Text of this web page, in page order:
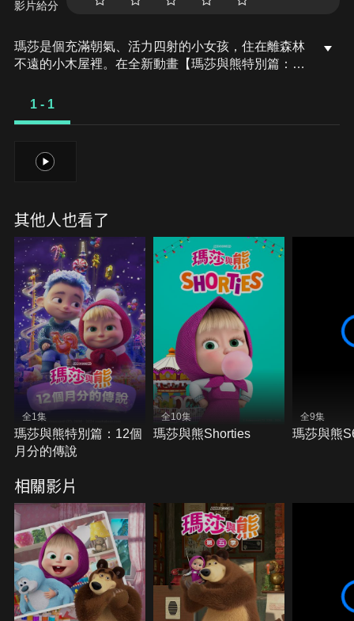
影片給分
瑪莎是個充滿朝氣、活力四射的小女孩，住在離森林
不遠的小木屋裡。在全新動畫【瑪莎與熊特別篇：婚
是他需要一位可靠的助手才能勝任。在瑪莎的“幫
1 - 1
1
其他人也看了
全1集
瑪莎與熊特別篇：12個
月分的傳說
全10集
瑪莎與熊Shorties
全9集
瑪莎與熊
相關影片